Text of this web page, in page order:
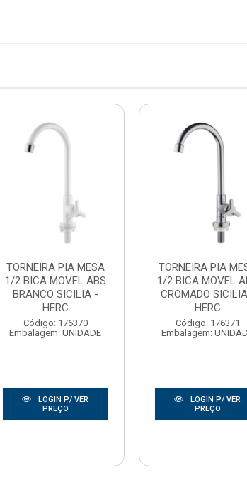
TORNEIRA PIA MESA
1/2 BICA MOVEL ABS
BRANCO SICILIA -
HERC
Código: 176370
Embalagem: UNIDADE
LOGIN P/ VER
PREÇO
TORNEIRA PIA
1/2 BICA MOVEL
CROMADO
HERC
Código: 176371
Embalagem:
LOGIN P/ VER
PREÇO